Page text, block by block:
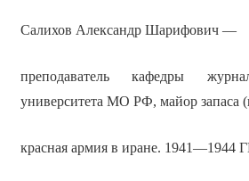
Салихов Александр Шарифович —
преподаватель кафедры
университета МО РФ, майор запаса
красная армия в иране. 1941—1944